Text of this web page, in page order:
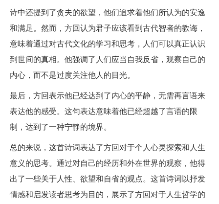
诗中还提到了贪夫的欲望，他们追求着他们所认为的安逸
和满足。然而，方回认为君子应该看到古代智者的教诲，
意味着通过对古代文化的学习和思考，人们可以真正认识
到世间的真相。他强调了人们应当自我反省，观察自己的
内心，而不是过度关注他人的目光。
最后，方回表示他已经达到了内心的平静，无需再言语来
表达他的感受。这句表达意味着他已经超越了言语的限
制，达到了一种宁静的境界。
总的来说，这首诗词表达了方回对于个人心灵探索和人生
意义的思考。通过对自己的经历和外在世界的观察，他得
出了一些关于人性、欲望和自省的观点。这首诗词以抒发
情感和启发读者思考为目的，展示了方回对于人生哲学的